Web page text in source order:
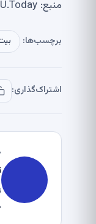
منبع: U.Today
برچسب‌ها:
اشتراک‌گذاری: